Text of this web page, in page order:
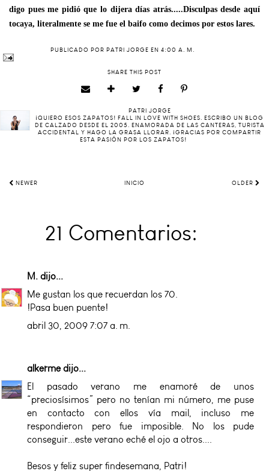
digo pues me pidió que lo dijera días atrás.....Disculpas desde aquí
tocaya, literalmente se me fue el baifo como decimos por estos lares.
PUBLICADO POR PATRI JORGE EN 4:00 A. M.
SHARE THIS POST
PATRI JORGE
¡QUIERO ESOS ZAPATOS! FALL IN LOVE WITH SHOES. ESCRIBO UN BLOG
DE CALZADO DESDE EL 2005. ENAMORADA DE LAS CANTERAS, TURISTA
ACCIDENTAL Y HAGO LA GRASA LLORAR. ¡GRACIAS POR COMPARTIR
ESTA PASIÓN POR LOS ZAPATOS!
NEWER INICIO OLDER
21 Comentarios:
M. dijo...
Me gustan los que recuerdan los 70.
!Pasa buen puente!
abril 30, 2009 7:07 a. m.
alkermedijo...
El pasado verano me enamoré de unos
“preciosísimos” pero no tenían mi número, me puse
en contacto con ellos vía mail, incluso me
respondieron pero fue imposible. No los pude
conseguir...este verano eché el ojo a otros....
Besos y feliz super findesemana, Patri!